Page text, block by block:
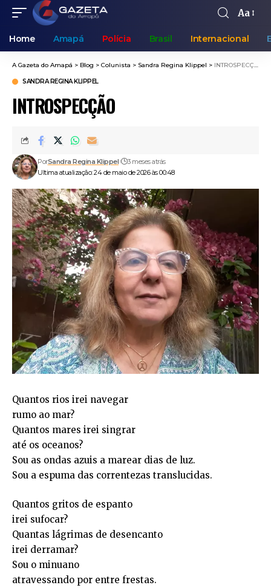
Aa
Home Amapá Polícia Brasil Internacional
A Gazeta do Amapá > Blog > Colunista > Sandra Regina Klippel > INTROSPECÇÃO
SANDRA REGINA KLIPPEL
INTROSPECÇÃO
Ultima atualização: 24 de maio de 2026 às 00:48
PorSandra Regina Klippel 3 meses atrás
Quantos rios irei navegar
rumo ao mar?
Quantos mares irei singrar
até os oceanos?
Sou as ondas azuis a marear dias de luz.
Sou a espuma das correntezas translucidas.
Quantos gritos de espanto
irei sufocar?
Quantas lágrimas de desencanto
irei derramar?
Sou o minuano
atravessando por entre frestas.